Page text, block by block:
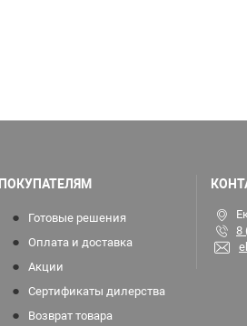
ПОКУПАТЕЛЯМ
Готовые решения
Оплата и доставка
Акции
Сертификаты дилерства
Возврат товара
8